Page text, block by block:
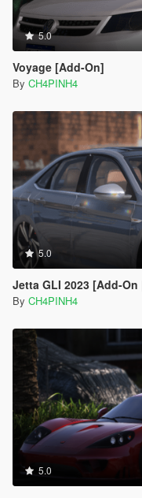
5.0
Voyage [Add-On]
By CH4PINH4
5.0
Jetta GLI 2023 [Add-On |
By CH4PINH4
5.0